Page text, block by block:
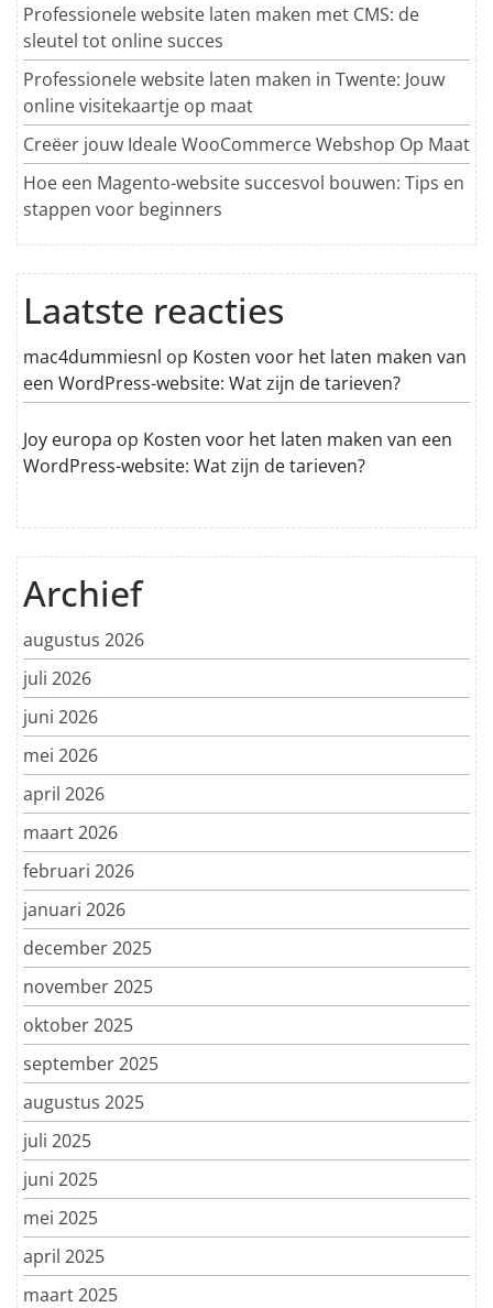
Professionele website laten maken met CMS: de
sleutel tot online succes
Professionele website laten maken in Twente: Jouw
online visitekaartje op maat
Creëer jouw Ideale WooCommerce Webshop Op Maat
Hoe een Magento-website succesvol bouwen: Tips en
stappen voor beginners
Laatste reacties
mac4dummiesnl op Kosten voor het laten maken van
een WordPress-website: Wat zijn de tarieven?
Joy europa op Kosten voor het laten maken van een
WordPress-website: Wat zijn de tarieven?
Archief
augustus 2026
juli 2026
juni 2026
mei 2026
april 2026
maart 2026
februari 2026
januari 2026
december 2025
november 2025
oktober 2025
september 2025
augustus 2025
juli 2025
juni 2025
mei 2025
april 2025
maart 2025